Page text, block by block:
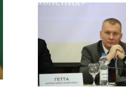
комитета и
Ольга
сохранения
памяти в России
но требует
укрепления